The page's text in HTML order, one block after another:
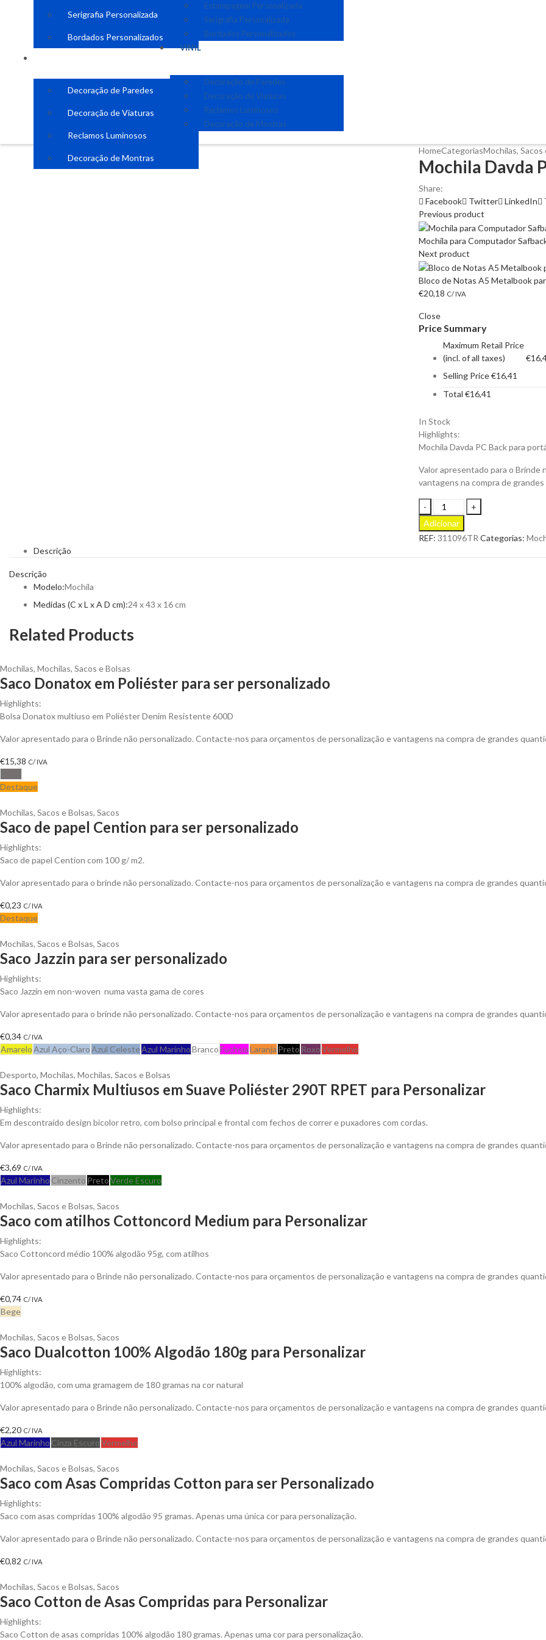
Serigrafia Personalizada
Bordados Personalizados
Decoração de Paredes
Decoração de Viaturas
Reclamos Luminosos
Decoração de Montras
Estampagem Personalizada
Serigrafia Personalizada
Bordados Personalizados
VINIL
Decoração de Paredes
Decoração de Viaturas
Reclamos Luminosos
Decoração de Montras
HomeCategoriasMochilas, Sacos
Mochila Davda
Share:
Facebook
Twitter LinkedIn
Previous product
Mochila para Computador
Next product
Bloco de Notas A5 Metalbook
€20,18 C/ IVA
Close
Price Summary
Maximum Retail Price
(incl. of all taxes)
€
Selling Price€16,41
Total €16,41
In Stock
Highlights:
Mochila Davda PC Back para
Valor apresentado para o Brinde
vantagens na compra de
Mochila
Davda
PC
Back
Adicionar
REF: 311096TR Categorias:
Descrição
Descrição
Modelo:Mochila
Medidas (C x L x A D cm):24 x 43 x 16 cm
Related Products
Mochilas, Mochilas, Sacos e Bolsas
Saco Donatox em Poliéster para ser personalizado
Highlights:
Bolsa Donatox multiuso em Poliéster Denim Resistente 600D
Valor apresentado para o Brinde não personalizado. Contacte-nos para orçamentos de personalização e vantagens na compra de grandes
€15,38 C/ IVA
Destaque
Mochilas, Sacos e Bolsas, Sacos
Saco de papel Cention para ser personalizado
Highlights:
Saco de papel Cention com 100 g/ m2.
Valor apresentado para o brinde não personalizado. Contacte-nos para orçamentos de personalização e vantagens na compra de grandes
€0,23 C/ IVA
Destaque
Mochilas, Sacos e Bolsas, Sacos
Saco Jazzin para ser personalizado
Highlights:
Saco Jazzin em non-woven numa vasta gama de cores
Valor apresentado para o brinde não personalizado. Contacte-nos para orçamentos de personalização e vantagens na compra de grandes
€0,34 C/ IVA
AmareloAzul Aço-ClaroAzul CelesteAzul MarinhoBrancoFuchsiaLaranja Preto RoxoVermelho
Desporto, Mochilas, Mochilas, Sacos e Bolsas
Saco Charmix Multiusos em Suave Poliéster 290T RPET para Personalizar
Highlights:
Em descontraído design bicolor retro, com bolso principal e frontal com fechos de correr e puxadores com cordas.
Valor apresentado para o Brinde não personalizado. Contacte-nos para orçamentos de personalização e vantagens na compra de grandes
€3,69 C/ IVA
Azul Marinho Cinzento PretoVerde Escuro
Mochilas, Sacos e Bolsas, Sacos
Saco com atilhos Cottoncord Medium para Personalizar
Highlights:
Saco Cottoncord médio 100% algodão 95g, com atilhos
Valor apresentado para o Brinde não personalizado. Contacte-nos para orçamentos de personalização e vantagens na compra de grandes
€0,74 C/ IVA
Bege
Mochilas, Sacos e Bolsas, Sacos
Saco Dualcotton 100% Algodão 180g para Personalizar
Highlights:
100% algodão, com uma gramagem de 180 gramas na cor natural
Valor apresentado para o Brinde não personalizado. Contacte-nos para orçamentos de personalização e vantagens na compra de grandes
€2,20 C/ IVA
Azul Marinho Cinza EscuroVermelho
Mochilas, Sacos e Bolsas, Sacos
Saco com Asas Compridas Cotton para ser Personalizado
Highlights:
Saco com asas compridas 100% algodão 95 gramas. Apenas uma única cor para personalização.
Valor apresentado para o Brinde não personalizado. Contacte-nos para orçamentos de personalização e vantagens na compra de grandes
€0,82 C/ IVA
Mochilas, Sacos e Bolsas, Sacos
Saco Cotton de Asas Compridas para Personalizar
Highlights:
Saco Cotton de asas compridas 100% algodão 180 gramas. Apenas uma cor para personalização.